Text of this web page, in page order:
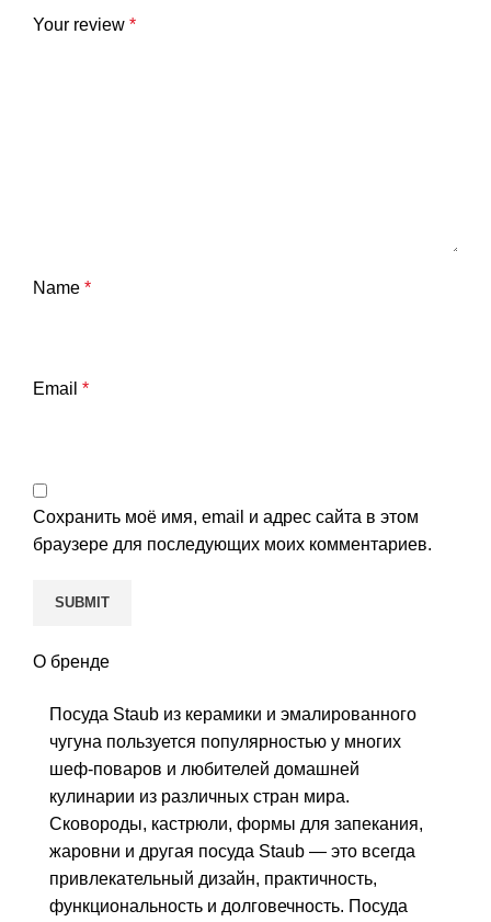
Your review *
Name *
Email *
Сохранить моё имя, email и адрес сайта в этом
браузере для последующих моих комментариев.
О бренде
Посуда Staub из керамики и эмалированного
чугуна пользуется популярностью у многих
шеф-поваров и любителей домашней
кулинарии из различных стран мира.
Сковороды, кастрюли, формы для запекания,
жаровни и другая посуда Staub — это всегда
привлекательный дизайн, практичность,
функциональность и долговечность. Посуда